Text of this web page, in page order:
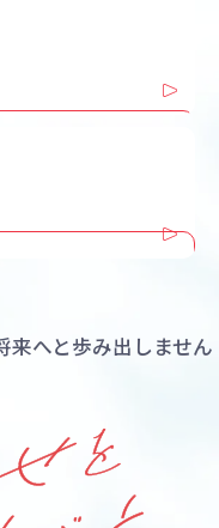
来へと歩み出しません